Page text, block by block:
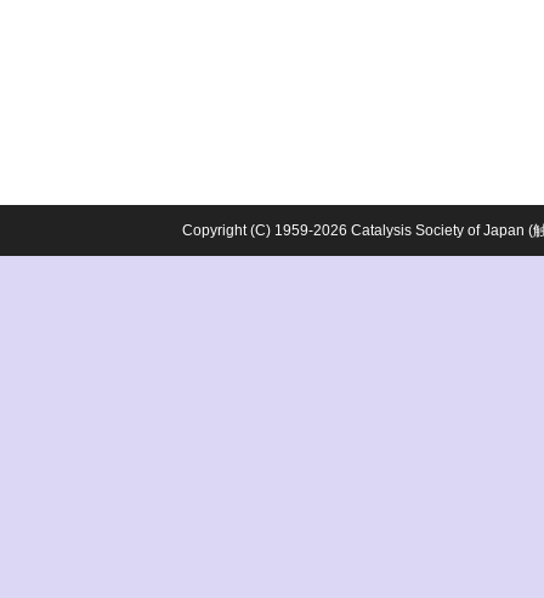
Copyright (C) 1959-2026 Catalysis Society of Japan (